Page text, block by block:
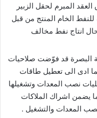
المبرم لحقل الزبير
الخام المنتج من قبل
انتاج نفط مخالف
البصرة قد فوّضت صلاحيات
ادى الى تعطيل طاقات
نصب المعدات وتشغيلها
يضمن اشراك الملاكات
المعدات والتشغيل .